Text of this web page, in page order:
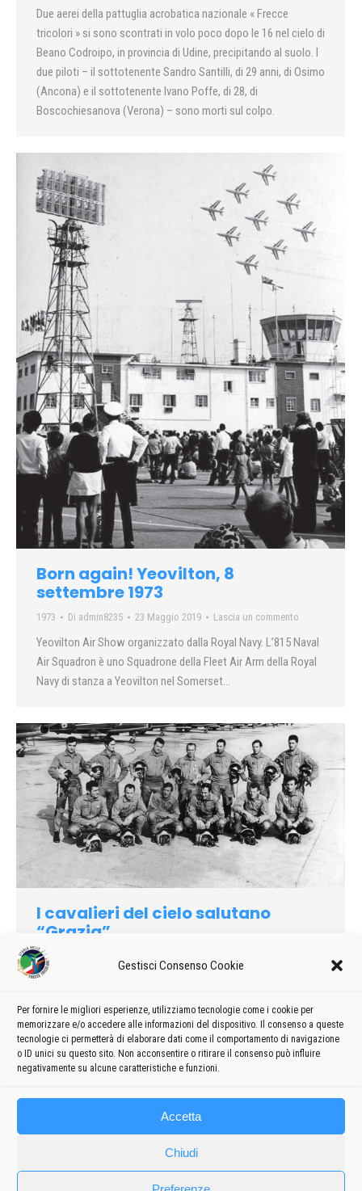
Gestisci Consenso Cookie
Per fornire le migliori esperienze, utilizziamo tecnologie come i cookie per
memorizzare e/o accedere alle informazioni del dispositivo. Il consenso a queste
tecnologie ci permetterà di elaborare dati come il comportamento di navigazione
o ID unici su questo sito. Non acconsentire o ritirare il consenso può influire
negativamente su alcune caratteristiche e funzioni.
Accetta
Chiudi
Due aerei della pattuglia acrobatica nazionale « Frecce
tricolori » si sono scontrati in volo poco dopo le 16 nel cielo di
Beano Codroipo, in provincia di Udine, precipitando al suolo. I
due piloti – il sottotenente Sandro Santilli, di 29 anni, di Osimo
(Ancona) e il sottotenente Ivano Poffe, di 28, di
Boscochiesanova (Verona) – sono morti sul colpo.
Born again! Yeovilton, 8
settembre 1973
1973 Di admin8235 23 Maggio 2019 Lascia un commento
Yeovilton Air Show organizzato dalla Royal Navy. L’815 Naval
Air Squadron è uno Squadrone della Fleet Air Arm della Royal
Navy di stanza a Yeovilton nel Somerset…
I cavalieri del cielo salutano
“Grazia”
1971
« Arrivano ». Naso in su, scrutando l’orizzonte la folla trattiene
macchioline nere si avvicinano a velocità vertiginosa,
puntando sul campo d’aviazione…